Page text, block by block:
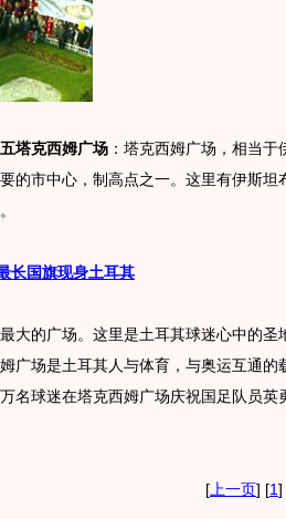
塔克西姆广场 ：塔克西姆广场，相当于
的市中心，制高点之一。这里有伊斯坦
长国旗现身土耳其
的广场。这里是土耳其球迷心中的圣
广场是土耳其人与体育，与奥运互通的
名球迷在塔克西姆广场庆祝国足队员英
[ 上一页] [1]